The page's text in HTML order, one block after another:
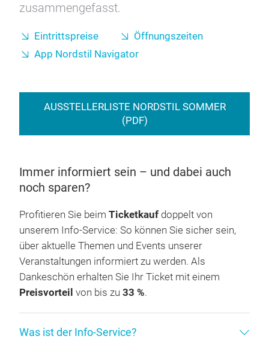
zusammengefasst.
Eintrittspreise
Öffnungszeiten
App Nordstil Navigator
AUSSTELLERLISTE NORDSTIL SOMMER
(PDF)
Immer informiert sein – und dabei auch
noch sparen?
Profitieren Sie beim Ticketkauf doppelt von
unserem Info-Service: So können Sie sicher sein,
über aktuelle Themen und Events unserer
Veranstaltungen informiert zu werden. Als
Dankeschön erhalten Sie Ihr Ticket mit einem
Preisvorteil von bis zu 33 %.
Was ist der Info-Service?